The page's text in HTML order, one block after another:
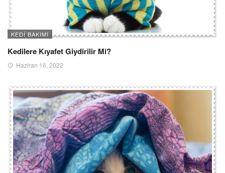
KEDI BAKIMI
Kedilere Kıyafet Giydirilir Mi?
Haziran 16, 2022